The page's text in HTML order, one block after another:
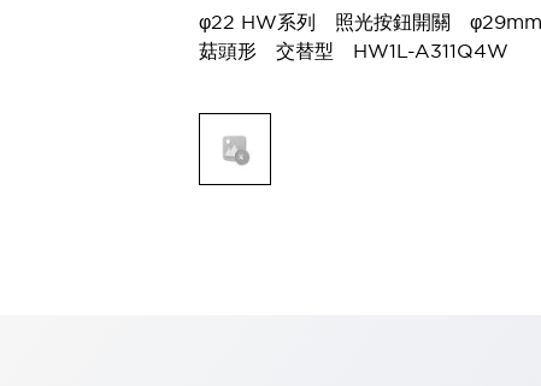
φ22 HW系列 照光按鈕開關
菇頭形 交替型 HW1L-A311Q4W